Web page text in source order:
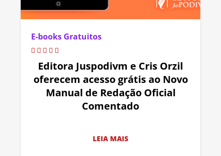
E-books Gratuitos
Editora Juspodivm e Cris Orzil
oferecem acesso grátis ao Novo
Manual de Redação Oficial
Comentado
LEIA MAIS